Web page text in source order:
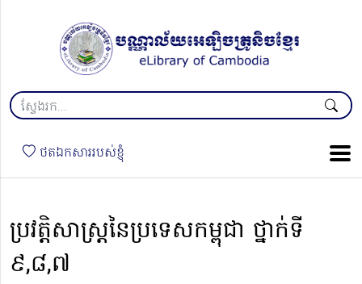
ថតឯកសាររបស់ខ្ញុំ
ប្រវត្តិសាស្ត្រនៃប្រទេសកម្ពុជា ថ្នាក់ទី
៩,៨,៧